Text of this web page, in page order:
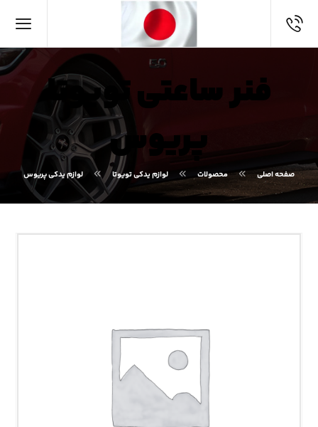
فنر ساعتی تویوتا
پریوس
صفحه اصلی محصولات لوازم یدکی تویوتا لوازم یدکی پریوس